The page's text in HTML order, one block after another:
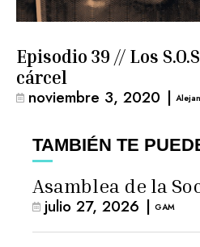
Episodio 39 // Los
cárcel
noviembre 3, 2020 |
TAMBIÉN TE
Asamblea de la
julio 27, 2026 | GAM